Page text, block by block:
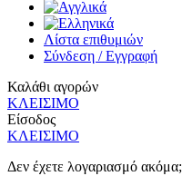
Λίστα επιθυμιών
Σύνδεση / Εγγραφή
Καλάθι αγορών
ΚΛΕΙΣΙΜΟ
Είσοδος
ΚΛΕΙΣΙΜΟ
Δεν έχετε λογαριασμό ακόμα;